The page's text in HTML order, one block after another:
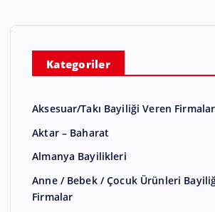
Kategoriler
Aksesuar/Takı Bayiliği Veren Firmalar
Aktar – Baharat
Almanya Bayilikleri
Anne / Bebek / Çocuk Ürünleri
Firmalar